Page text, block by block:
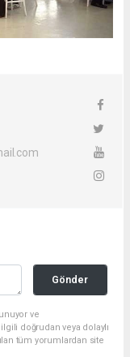
Gönder
ve
doğrudan veya dolaylı
tüm yorumlardan site